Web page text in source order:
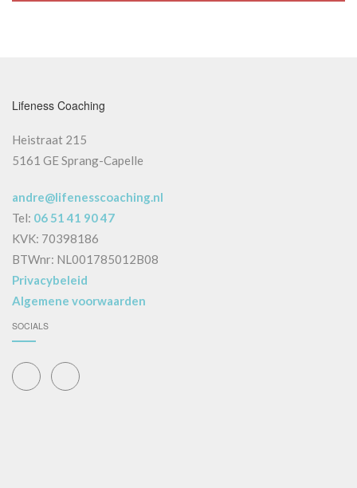
Lifeness Coaching
Heistraat 215
5161 GE Sprang-Capelle
andre@lifenesscoaching.nl
Tel: 06 51 41 90 47
KVK: 70398186
BTWnr: NL001785012B08
Privacybeleid
Algemene voorwaarden
SOCIALS